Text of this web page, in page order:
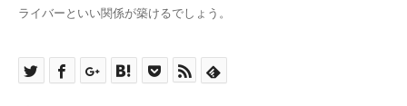
ライバーといい関係が築けるでしょう。